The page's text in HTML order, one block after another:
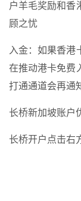
户羊毛奖励和香
顾之忧
入金：如果香港
在推动港卡免费
打通通道会再通
长桥新加坡账户
长桥开户点击右